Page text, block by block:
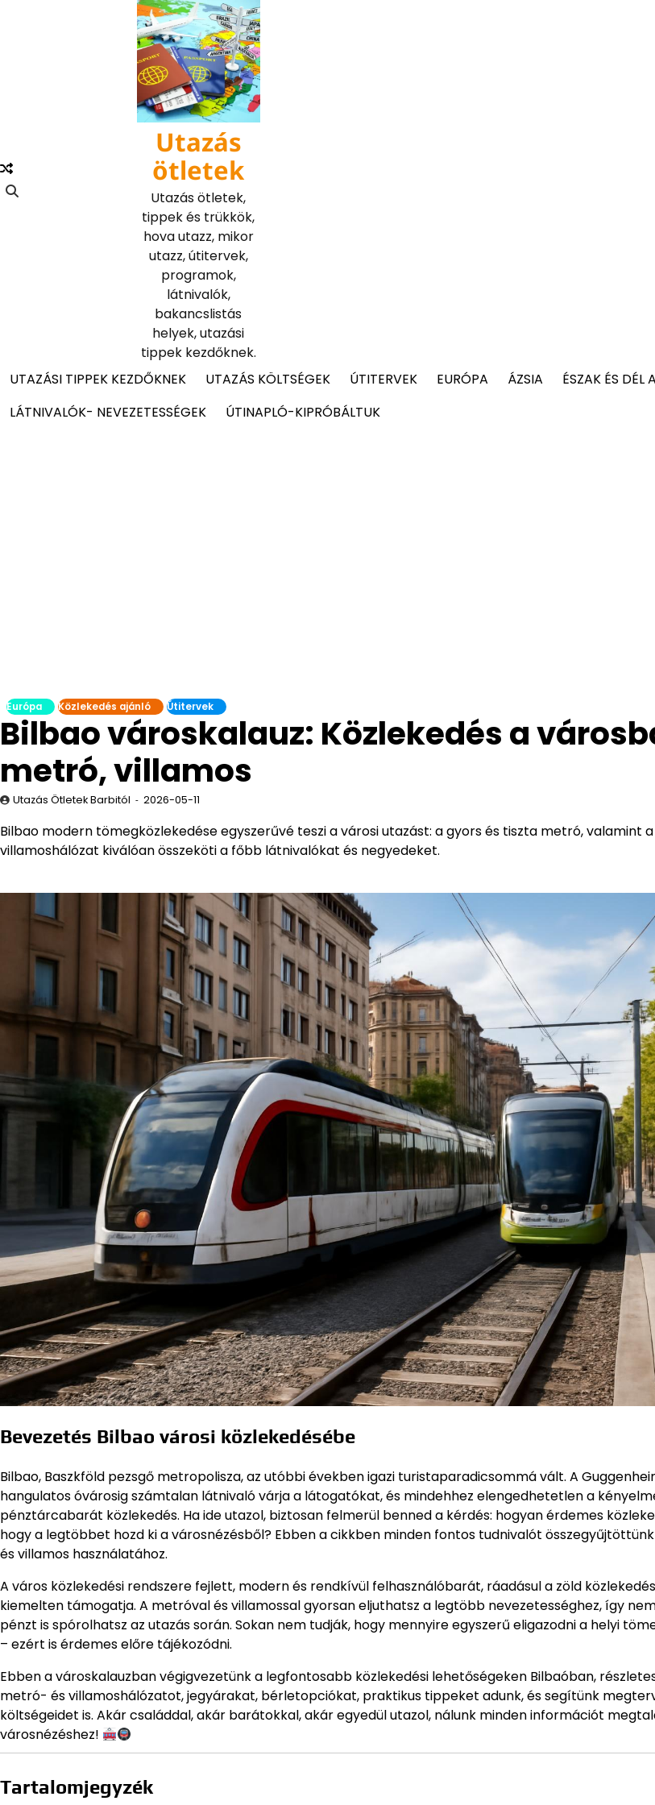
Utazás
ötletek
Utazás ötletek,
tippek és trükkök,
hova utazz, mikor
utazz, útitervek,
programok,
látnivalók,
bakancslistás
helyek, utazási
tippek kezdőknek.
UTAZÁSI TIPPEK KEZDŐKNEK
UTAZÁS KÖLTSÉGEK ÚTITERVEK EURÓPA ÁZSIA ÉSZAK ÉS DÉL
LÁTNIVALÓK- NEVEZETESSÉGEK
ÚTINAPLÓ-KIPRÓBÁLTUK
Európa Közlekedés ajánló Útitervek
Bilbao városkalauz: Közlekedés a
metró, villamos
Utazás Ötletek Barbitól 2026-05-11
Bilbao modern tömegközlekedése egyszerűvé teszi a városi utazást: a gyors és tiszta metró, valamint
villamoshálózat kiválóan összeköti a főbb látnivalókat és negyedeket.
Bevezetés Bilbao városi közlekedésébe
Bilbao, Baszkföld pezsgő metropolisza, az utóbbi években igazi turistaparadicsommá vált. A
hangulatos óvárosig számtalan látnivaló várja a látogatókat, és mindehhez elengedhetetlen a
pénztárcabarát közlekedés. Ha ide utazol, biztosan felmerül benned a kérdés: hogyan érdemes
hogy a legtöbbet hozd ki a városnézésből? Ebben a cikkben minden fontos tudnivalót
és villamos használatához.
A város közlekedési rendszere fejlett, modern és rendkívül felhasználóbarát, ráadásul a zöld
kiemelten támogatja. A metróval és villamossal gyorsan eljuthatsz a legtöbb nevezetességhez, így
pénzt is spórolhatsz az utazás során. Sokan nem tudják, hogy mennyire egyszerű eligazodni a helyi
– ezért is érdemes előre tájékozódni.
Ebben a városkalauzban végigvezetünk a legfontosabb közlekedési lehetőségeken Bilbaóban,
metró- és villamoshálózatot, jegyárakat, bérletopciókat, praktikus tippeket adunk, és segítünk
költségeidet is. Akár családdal, akár barátokkal, akár egyedül utazol, nálunk minden információt
városnézéshez!
Tartalomjegyzék